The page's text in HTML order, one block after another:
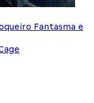
Fantasma e